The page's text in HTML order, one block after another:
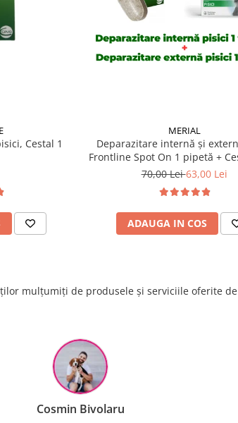
Cestal 1
MERIAL
Deparazitare internă și
Frontline Spot On 1 pipetă +
tabletă
70,00 Lei63,00 Lei
ADAUGA IN COS
mulțumiți de produsele și serviciile oferite
Raluca Popescu